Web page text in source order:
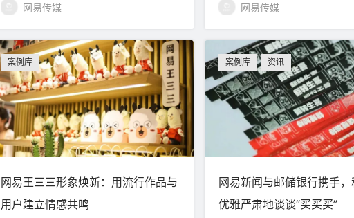
网易传媒 网易传媒
案例库
网易王三三形象焕新：用流行作品与
用户建立情感共鸣
案例库 资讯
网易新闻与邮储银行携手
优雅严肃地谈谈“买买买”